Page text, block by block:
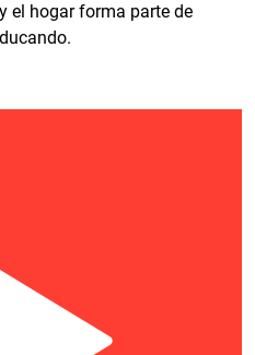
el hogar forma parte de